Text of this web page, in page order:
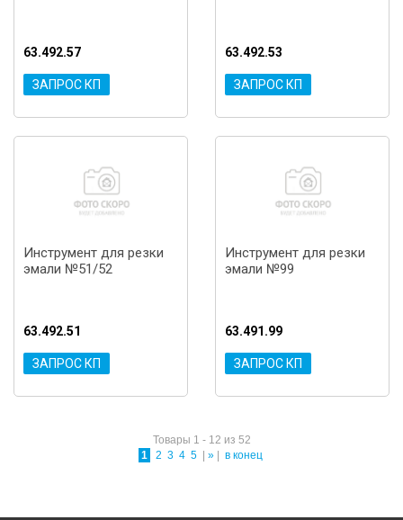
63.492.57
ЗАПРОС КП
63.492.53
ЗАПРОС КП
Инструмент для резки
эмали №51/52
63.492.51
ЗАПРОС КП
Инструмент для резки
эмали №99
63.491.99
ЗАПРОС КП
Товары 1 - 12 из 52
1
2 3 4 5| »| в конец